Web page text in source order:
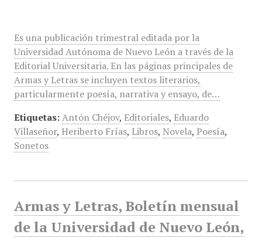
Es una publicación trimestral editada por la
Universidad Autónoma de Nuevo León a través de la
Editorial Universitaria. En las páginas principales de
Armas y Letras se incluyen textos literarios,
particularmente poesía, narrativa y ensayo, de…
Etiquetas: Antón Chéjov, Editoriales, Eduardo
Villaseñor, Heriberto Frías, Libros, Novela, Poesía,
Sonetos
Armas y Letras, Boletín mensual
de la Universidad de Nuevo León,